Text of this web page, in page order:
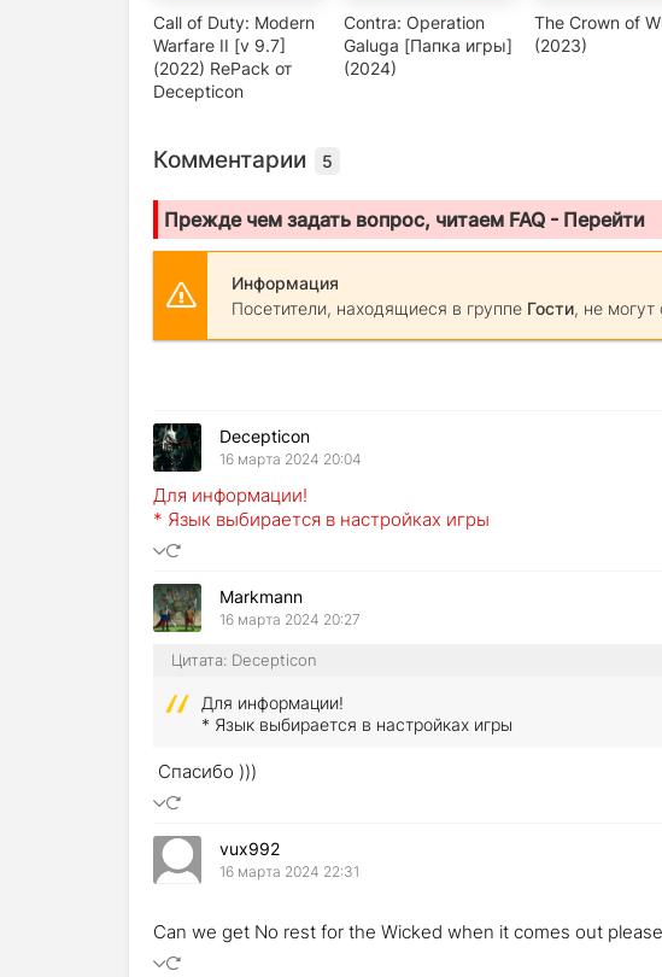
Call of Duty: Modern
Warfare II [v 9.7]
(2022) RePack от
Decepticon
Contra: Operation
Galuga [Папка игры]
(2024)
The Crown of
(2023)
Комментарии 5
Прежде чем задать вопрос, читаем FAQ - Перейти
Информация
Посетители, находящиеся в группе Гости, не могут
Decepticon
16 марта 2024 20:04
Для информации!
* Язык выбирается в настройках игры
Markmann
16 марта 2024 20:27
Цитата: Decepticon
Для информации!
* Язык выбирается в настройках игры
Спасибо )))
vux992
16 марта 2024 22:31
Can we get No rest for the Wicked when it comes out